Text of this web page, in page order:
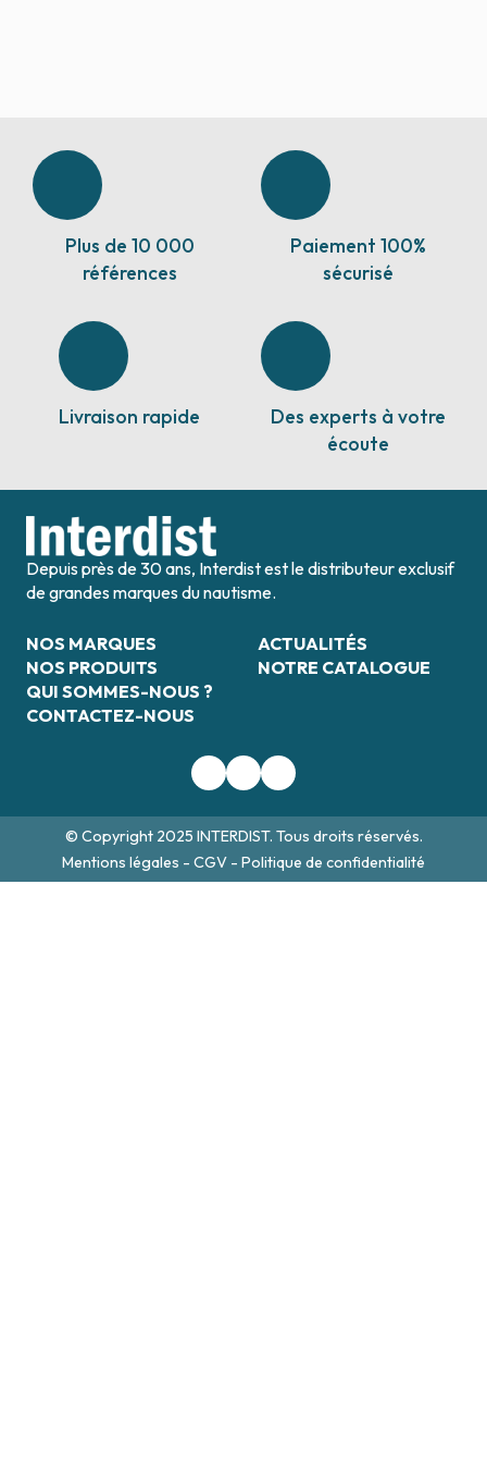
Plus de 10 000
références
Paiement 100%
sécurisé
Livraison rapide
Des experts à votre
écoute
Depuis près de 30 ans, Interdist est le distributeur exclusif
de grandes marques du nautisme.
NOS MARQUES
NOS PRODUITS
QUI SOMMES-NOUS ?
CONTACTEZ-NOUS
ACTUALITÉS
NOTRE CATALOGUE
© Copyright 2025 INTERDIST. Tous droits réservés.
Mentions légales - CGV - Politique de confidentialité